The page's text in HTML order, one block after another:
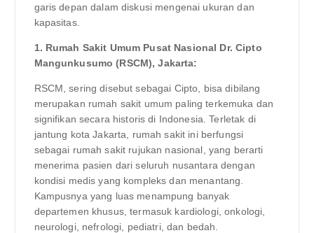
garis depan dalam diskusi mengenai ukuran dan
kapasitas.
1. Rumah Sakit Umum Pusat Nasional Dr. Cipto
Mangunkusumo (RSCM), Jakarta:
RSCM, sering disebut sebagai Cipto, bisa dibilang
merupakan rumah sakit umum paling terkemuka dan
signifikan secara historis di Indonesia. Terletak di
jantung kota Jakarta, rumah sakit ini berfungsi
sebagai rumah sakit rujukan nasional, yang berarti
menerima pasien dari seluruh nusantara dengan
kondisi medis yang kompleks dan menantang.
Kampusnya yang luas menampung banyak
departemen khusus, termasuk kardiologi, onkologi,
neurologi, nefrologi, pediatri, dan bedah.